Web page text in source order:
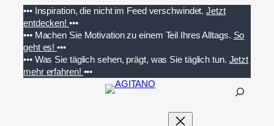
Inhalt
springen
••• Inspiration, die nicht im Feed verschwindet. Jetzt
entdecken! •••
••• Machen Sie Motivation zu einem Teil Ihres Alltags. So
geht es!•••
••• Was Sie täglich sehen, prägt, was Sie täglich tun. Jetzt
mehr erfahren! •••